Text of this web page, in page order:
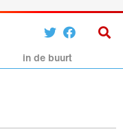
in de buurt